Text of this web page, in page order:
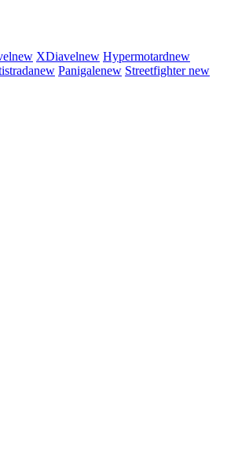
new XDiavelnew Hypermotardnew
new Panigalenew Streetfighternew